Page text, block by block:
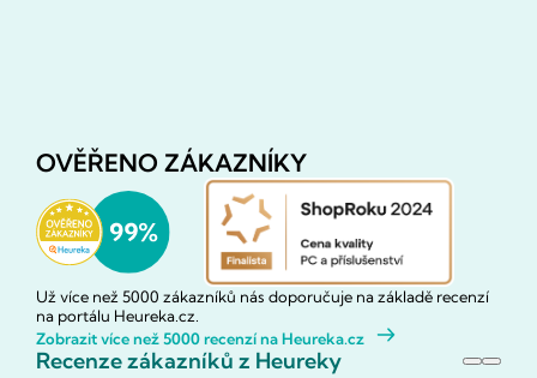
OVĚŘENO ZÁKAZNÍKY
Už více než 5000 zákazníků nás doporučuje na základě recenzí
na portálu Heureka.cz.
Zobrazit více než 5000 recenzí na Heureka.cz
Recenze zákazníků z Heureky